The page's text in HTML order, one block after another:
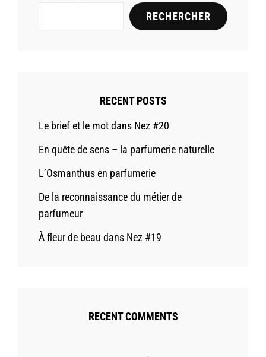
RECHERCHER
RECENT POSTS
Le brief et le mot dans Nez #20
En quête de sens – la parfumerie naturelle
L’Osmanthus en parfumerie
De la reconnaissance du métier de
parfumeur
À fleur de beau dans Nez #19
RECENT COMMENTS